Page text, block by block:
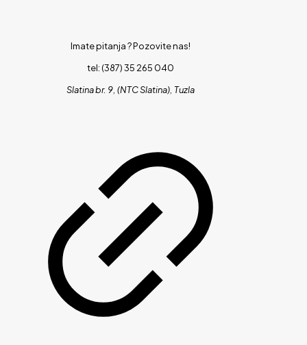
Imate pitanja ?Pozovite nas!
tel: (387) 35 265 040
Slatina br. 9, (NTC Slatina), Tuzla